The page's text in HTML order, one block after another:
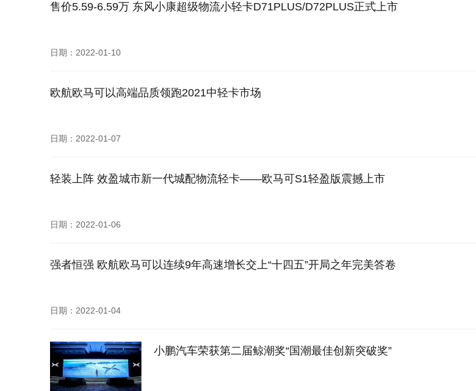
售价5.59-6.59万 东风小康超级物流小轻卡D71PLUS/D72PLUS正式上市
日期：2022-01-10
欧航欧马可以高端品质领跑2021中轻卡市场
日期：2022-01-07
轻装上阵 效盈城市新一代城配物流轻卡——欧马可S1轻盈版震撼上市
日期：2022-01-06
强者恒强 欧航欧马可以连续9年高速增长交上“十四五”开局之年完美答卷
日期：2022-01-04
小鹏汽车荣获第二届鲸潮奖“国潮最佳创新突破奖”